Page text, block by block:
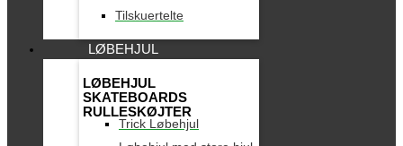
Tilskuertelte
LØBEHJUL
LØBEHJUL
SKATEBOARDS
RULLESKØJTER
Trick Løbehjul